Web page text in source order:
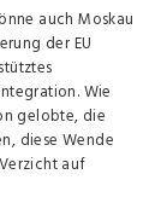
auch Moskau
der EU
Wie
gelobte, die
diese Wende
auf